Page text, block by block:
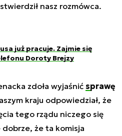
nasz rozmówca.
już pracuje. Zajmie się
Doroty Brejzy
zdoła wyjaśnić sprawę
kraju odpowiedział, że
tego rządu niczego się
że ta komisja